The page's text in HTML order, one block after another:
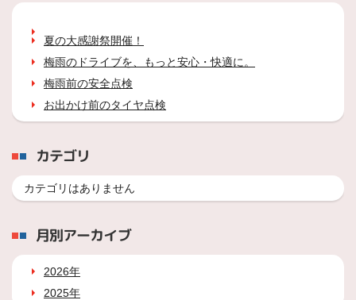
夏の大感謝祭開催！
梅雨のドライブを、もっと安心・快適に。
梅雨前の安全点検
お出かけ前のタイヤ点検
カテゴリ
カテゴリはありません
月別アーカイブ
2026年
2025年